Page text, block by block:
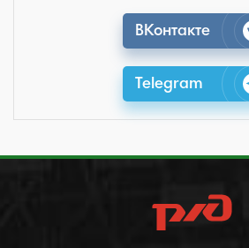
ВКонтакте
Telegram